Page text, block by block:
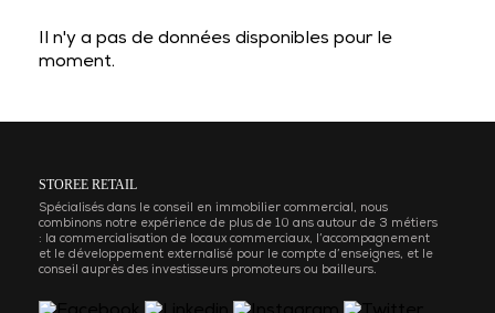
Il n'y a pas de données disponibles pour le
moment.
STOREE RETAIL
Spécialisés dans le conseil en immobilier commercial, nous
combinons notre expérience de plus de 10 ans autour de 3 métiers
: la commercialisation de locaux commerciaux, l’accompagnement
et le développement externalisé pour le compte d’enseignes, et le
conseil auprès des investisseurs promoteurs ou bailleurs.